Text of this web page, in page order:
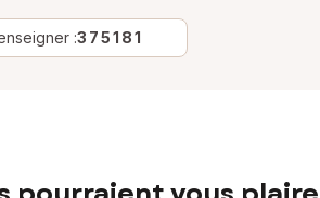
:375181